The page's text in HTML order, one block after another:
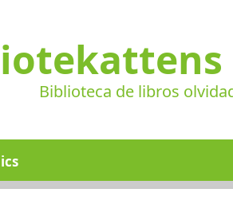
Biblioteca de libros